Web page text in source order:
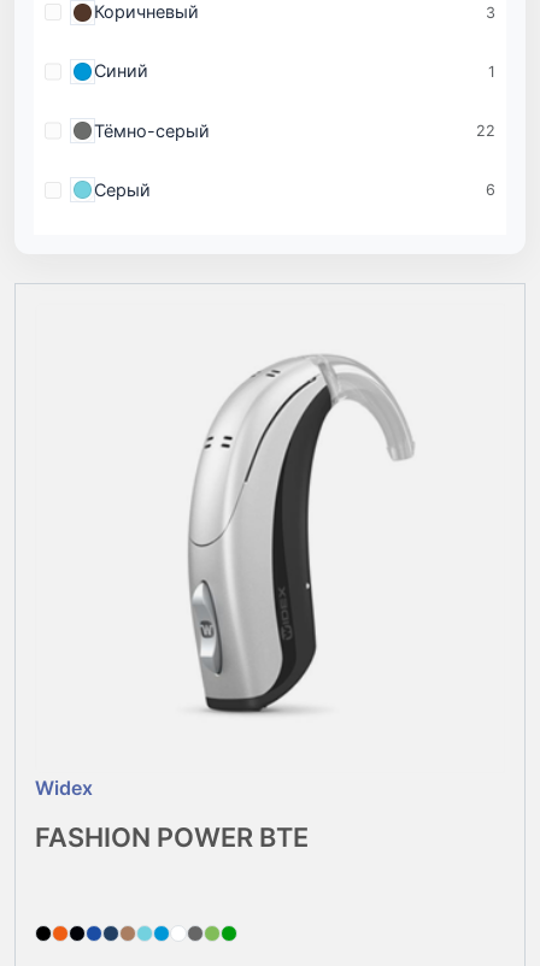
Коричневый 3
Синий 1
Тёмно-серый 22
Серый 6
Widex
FASHION POWER BTE